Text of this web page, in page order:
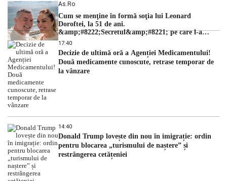
As.ro
Cum se menţine în formă soţia lui Leonard
Doroftei, la 51 de ani.
&amp;#8222;Secretul&amp;#8221; pe care l-a
dezvăluit
17:40
Decizie de ultimă oră a Agenției Medicamentului!
Două medicamente cunoscute, retrase temporar de
la vânzare
14:40
Donald Trump lovește din nou în imigrație: ordin
pentru blocarea „turismului de naștere” și
restrângerea cetățeniei